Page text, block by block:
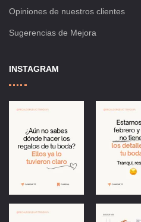
Opiniones de nuestros clientes
Sugerencias de Mejora
INSTAGRAM